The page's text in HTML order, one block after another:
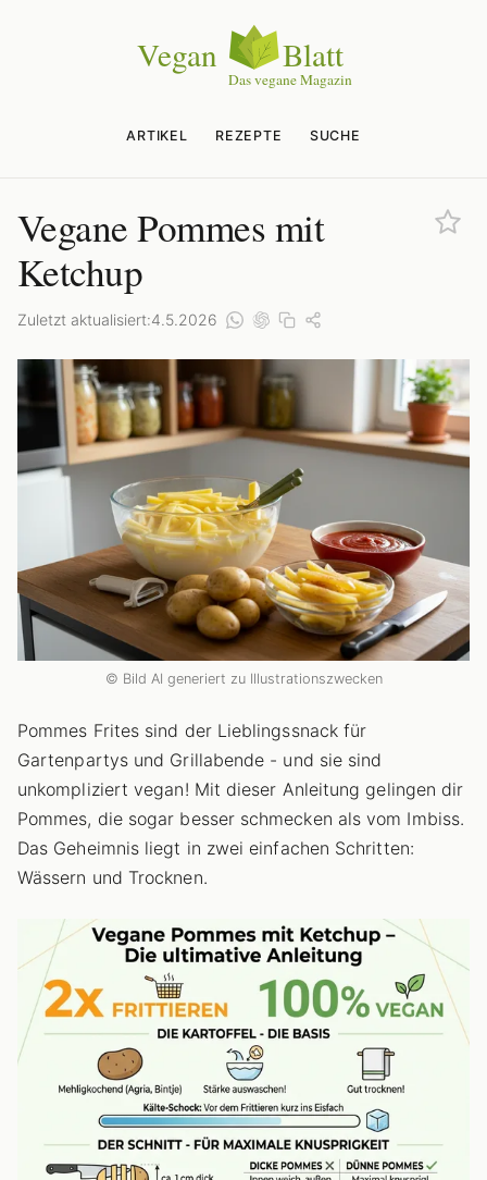
ARTIKEL REZEPTE SUCHE
Vegane Pommes mit
Ketchup
Zuletzt aktualisiert:4.5.2026
© Bild AI generiert zu Illustrationszwecken
Pommes Frites sind der Lieblingssnack für
Gartenpartys und Grillabende - und sie sind
unkompliziert vegan! Mit dieser Anleitung gelingen dir
Pommes, die sogar besser schmecken als vom Imbiss.
Das Geheimnis liegt in zwei einfachen Schritten:
Wässern und Trocknen.